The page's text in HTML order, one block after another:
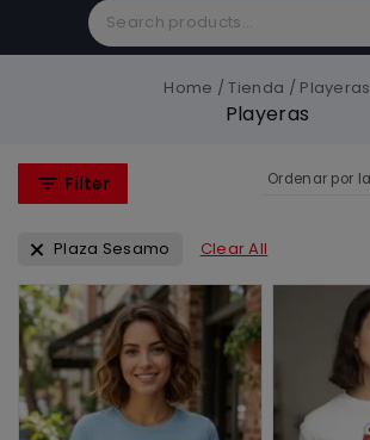
Home / Tienda / Playeras
Playeras
Filter
Plaza Sesamo Clear All